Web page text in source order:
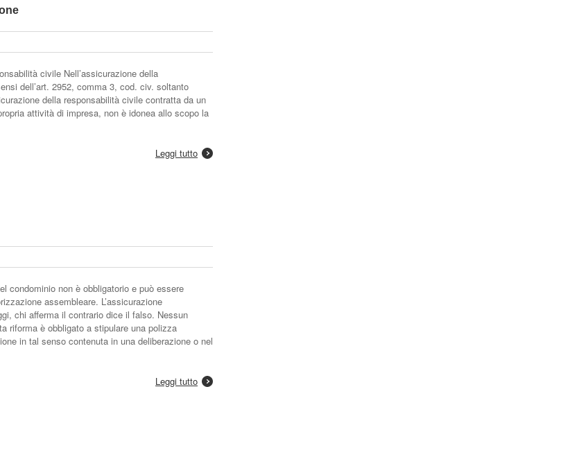
civile Nell’assicurazione della
dell’art. 2952, comma 3, cod. civ. soltanto
della responsabilità civile contratta da un
attività di impresa, non è idonea allo scopo la
Leggi tutto
condominio non è obbligatorio e può essere
assembleare. L’assicurazione
chi afferma il contrario dice il falso. Nessun
riforma è obbligato a stipulare una polizza
in tal senso contenuta in una deliberazione o nel
Leggi tutto